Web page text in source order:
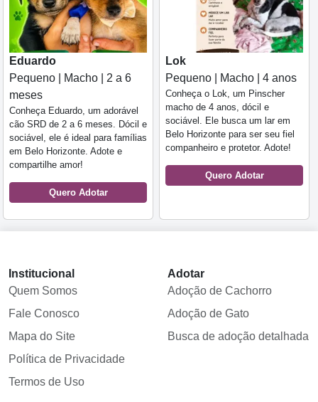
Eduardo
Pequeno | Macho | 2 a 6
meses
Conheça Eduardo, um adorável
cão SRD de 2 a 6 meses. Dócil e
sociável, ele é ideal para famílias
em Belo Horizonte. Adote e
compartilhe amor!
Quero Adotar
Lok
Pequeno | Macho | 4 anos
Conheça o Lok, um Pinscher
macho de 4 anos, dócil e
sociável. Ele busca um lar em
Belo Horizonte para ser seu fiel
companheiro e protetor. Adote!
Quero Adotar
Institucional
Quem Somos
Fale Conosco
Mapa do Site
Política de Privacidade
Termos de Uso
Adotar
Adoção de Cachorro
Adoção de Gato
Busca de adoção detalhada